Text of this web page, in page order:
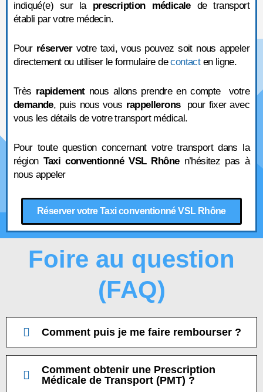
indiqué(e) sur la prescription médicalede transport
établi par votre médecin.
Pour réservervotre taxi, vous pouvez soit nous appeler
directement ou utiliser le formulaire decontacten ligne.
Très rapidementnous allons prendre en compte votre
demande, puis nous vous rappelleronspour fixer avec
vous les détails de votre transport médical.
Pour toute question concernant votre transport dans la
régionTaxi conventionné VSL Rhônen’hésitez pas à
nous appeler
Réserver votre Taxi conventionné VSL Rhône
Foire au question
(FAQ)
Comment puis je me faire rembourser ?
Comment obtenir une Prescription
Médicale de Transport (PMT) ?